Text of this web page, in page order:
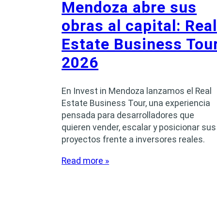
Mendoza abre sus
obras al capital: Real
Estate Business
2026
En Invest in Mendoza lanzamos el Real
Estate Business Tour, una experiencia
pensada para desarrolladores que
quieren vender, escalar y posicionar sus
proyectos frente a inversores reales.
Read more »